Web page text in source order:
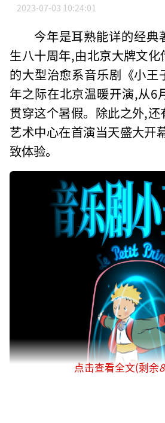
2023-07-03 10:24:01
今年是耳熟能详的经典
生八十周年,由北京大牌文
的大型治愈系音乐剧《小王
年之际在北京温暖开演,从6
贯穿这个暑假。除此之外,
艺术中心在首演当天盛大开
致体验。
点击查看全文(剩余